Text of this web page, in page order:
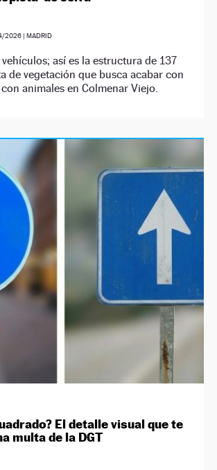
2026 | MADRID
así es la estructura de 137
de vegetación que busca acabar con
animales en Colmenar Viejo.
El detalle visual que te
multa de la DGT